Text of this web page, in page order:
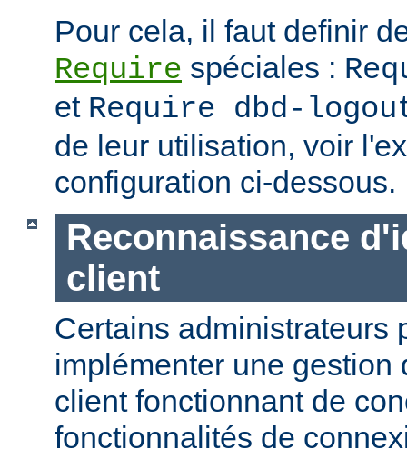
Pour cela, il faut definir
Require spéciales :
et Require dbd-
de leur utilisation, voir
configuration ci-dessous.
Reconnaissance
client
Certains administrateurs
implémenter une gestion
client fonctionnant de
fonctionnalités de